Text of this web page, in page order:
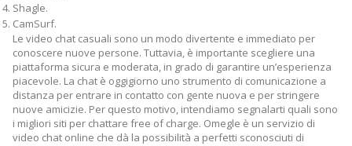
Shagle.
CamSurf.
Le video chat casuali sono un modo divertente e immediato per
conoscere nuove persone. Tuttavia, è importante scegliere una
piattaforma sicura e moderata, in grado di garantire un’esperienza
piacevole. La chat è oggigiorno uno strumento di comunicazione a
distanza per entrare in contatto con gente nuova e per stringere
nuove amicizie. Per questo motivo, intendiamo segnalarti quali sono
i migliori siti per chattare free of charge. Omegle è un servizio di
video chat online che dà la possibilità a perfetti sconosciuti di